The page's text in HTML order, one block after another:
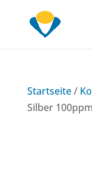
Startseite/
Silber 100ppm